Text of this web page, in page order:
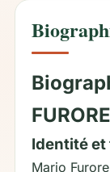
FURORE
Identité
Mario